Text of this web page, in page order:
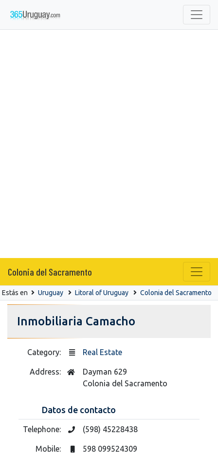
Colonia del Sacramento
Estás en Uruguay Litoral of Uruguay Colonia del Sacramento
Inmobiliaria Camacho
Category: Real Estate
Address:
Dayman 629
Colonia del Sacramento
Datos de contacto
Telephone: (598) 45228438
Mobile: 598 099524309